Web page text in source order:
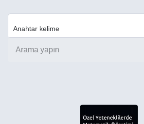
Uzaktan Erişim
Nasıl Erişirim